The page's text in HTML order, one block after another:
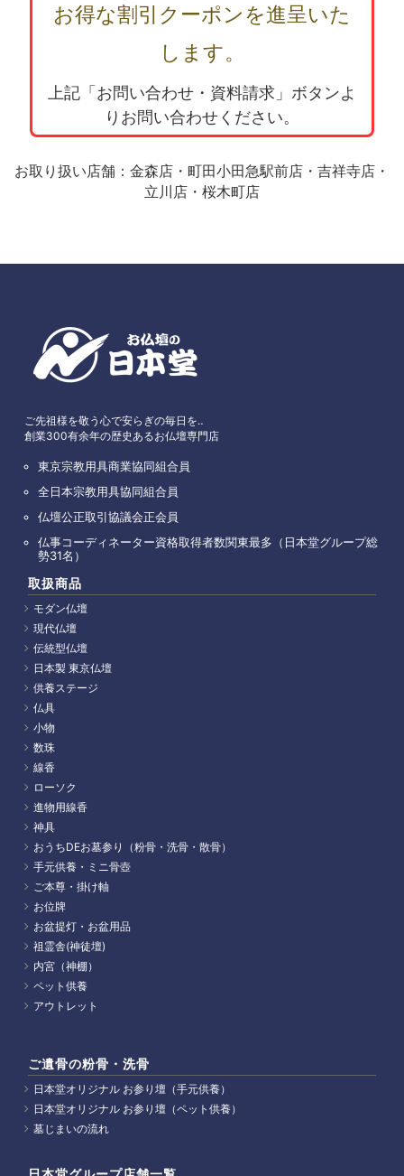
お得な割引クーポンを進呈いた
します。
上記「お問い合わせ・資料請求」ボタンよ
りお問い合わせください。
お取り扱い店舗：金森店・町田小田急駅前店・吉祥寺店・
立川店・桜木町店
ご先祖様を敬う心で安らぎの毎日を‥
創業300有余年の歴史あるお仏壇専門店
東京宗教用具商業協同組合員
全日本宗教用具協同組合員
仏壇公正取引協議会正会員
仏事コーディネーター資格取得者数関東最多（日本堂グループ総
勢31名）
取扱商品
モダン仏壇
現代仏壇
伝統型仏壇
日本製 東京仏壇
供養ステージ
仏具
小物
数珠
線香
ローソク
進物用線香
神具
おうちDEお墓参り（粉骨・洗骨・散骨）
手元供養・ミニ骨壺
ご本尊・掛け軸
お位牌
お盆提灯・お盆用品
祖霊舎(神徒壇)
内宮（神棚）
ペット供養
アウトレット
ご遺骨の粉骨・洗骨
日本堂オリジナル お参り壇（手元供養）
日本堂オリジナル お参り壇（ペット供養）
墓じまいの流れ